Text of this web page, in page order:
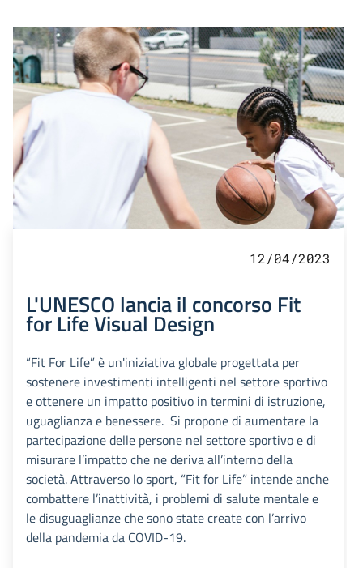
12/04/2023
L'UNESCO lancia il concorso Fit
for Life Visual Design
“Fit For Life” è un'iniziativa globale progettata per
sostenere investimenti intelligenti nel settore sportivo
e ottenere un impatto positivo in termini di istruzione,
uguaglianza e benessere. Si propone di aumentare la
partecipazione delle persone nel settore sportivo e di
misurare l’impatto che ne deriva all’interno della
società. Attraverso lo sport, “Fit for Life” intende anche
combattere l’inattività, i problemi di salute mentale e
le disuguaglianze che sono state create con l’arrivo
della pandemia da COVID-19.